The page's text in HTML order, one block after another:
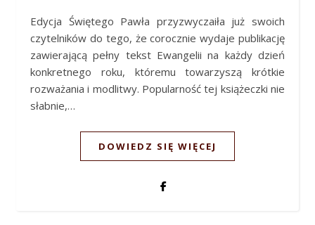
Edycja Świętego Pawła przyzwyczaiła już swoich
czytelników do tego, że corocznie wydaje publikację
zawierającą pełny tekst Ewangelii na każdy dzień
konkretnego roku, któremu towarzyszą krótkie
rozważania i modlitwy. Popularność tej książeczki nie
słabnie,…
DOWIEDZ SIĘ WIĘCEJ